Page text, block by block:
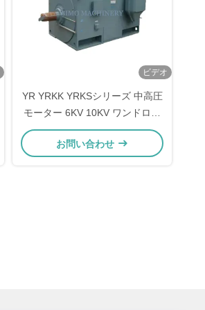
ビデオ
YR YRKK YRKSシリーズ 中高圧
モーター 6KV 10KV ワンドロー
ター スリップリングモーター
お問い合わせ